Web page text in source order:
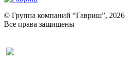
Ревень
Рукола
Рута
© Группа компаний “Гавриш”, 2026
Все права защищены